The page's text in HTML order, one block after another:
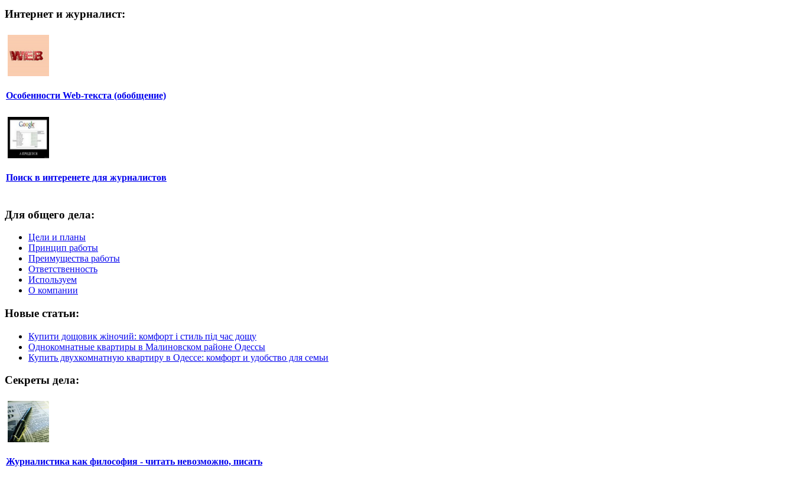
Интернет и журналист:
Особенности Web-текста (обобщение)
Поиск в интеренете для журналистов
Для общего дела:
Цели и планы
Принцип работы
Преимущества работы
Ответственность
Используем
О компании
Новые статьи:
Купити дощовик жіночий: комфорт і стиль під час дощу
Однокомнатные квартиры в Малиновском районе Одессы
Купить двухкомнатную квартиру в Одессе: комфорт и удобство для семьи
Секреты дела:
Журналистика как философия - читать невозможно, писать